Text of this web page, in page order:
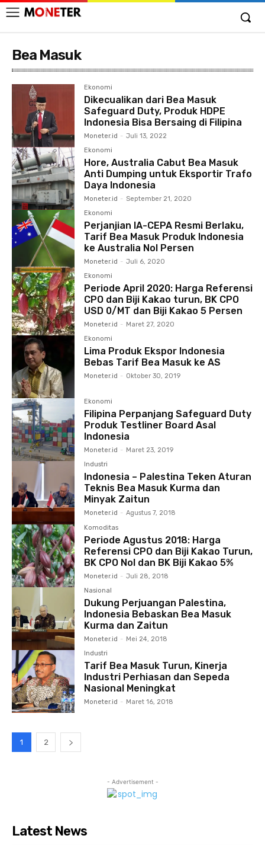
Bea Masuk
Ekonomi
Dikecualikan dari Bea Masuk
Safeguard Duty, Produk HDPE
Indonesia Bisa Bersaing di Filipina
Moneter.id - Juli 13, 2022
Ekonomi
Hore, Australia Cabut Bea Masuk
Anti Dumping untuk Eksportir Trafo
Daya Indonesia
Moneter.id - September 21, 2020
Ekonomi
Perjanjian IA-CEPA Resmi Berlaku,
Tarif Bea Masuk Produk Indonesia
ke Australia Nol Persen
Moneter.id - Juli 6, 2020
Ekonomi
Periode April 2020: Harga Referensi
CPO dan Biji Kakao turun, BK CPO
USD 0/MT dan Biji Kakao 5 Persen
Moneter.id -
Maret 27, 2020
Ekonomi
Lima Produk Ekspor Indonesia
Bebas Tarif Bea Masuk ke AS
Moneter.id - Oktober 30, 2019
Ekonomi
Filipina Perpanjang Safeguard Duty
Produk Testliner Board Asal
Indonesia
Moneter.id -
Maret 23, 2019
Industri
Indonesia – Palestina Teken Aturan
Teknis Bea Masuk Kurma dan
Minyak Zaitun
Moneter.id - Agustus 7, 2018
Komoditas
Periode Agustus 2018: Harga
Referensi CPO dan Biji Kakao Turun,
BK CPO Nol dan BK Biji Kakao 5%
Moneter.id - Juli 28, 2018
Nasional
Dukung Perjuangan Palestina,
Indonesia Bebaskan Bea Masuk
Kurma dan Zaitun
Moneter.id - Mei 24, 2018
Industri
Tarif Bea Masuk Turun, Kinerja
Industri Perhiasan dan Sepeda
Nasional Meningkat
Moneter.id - Maret 16, 2018
1 2
- Advertisement -
Latest News